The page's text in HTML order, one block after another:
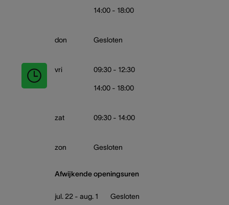
14:00 - 18:00
don Gesloten
vri 09:30 - 12:30
14:00 - 18:00
zat 09:30 - 14:00
zon Gesloten
Afwijkende openingsuren
jul. 22 - aug. 1 Gesloten